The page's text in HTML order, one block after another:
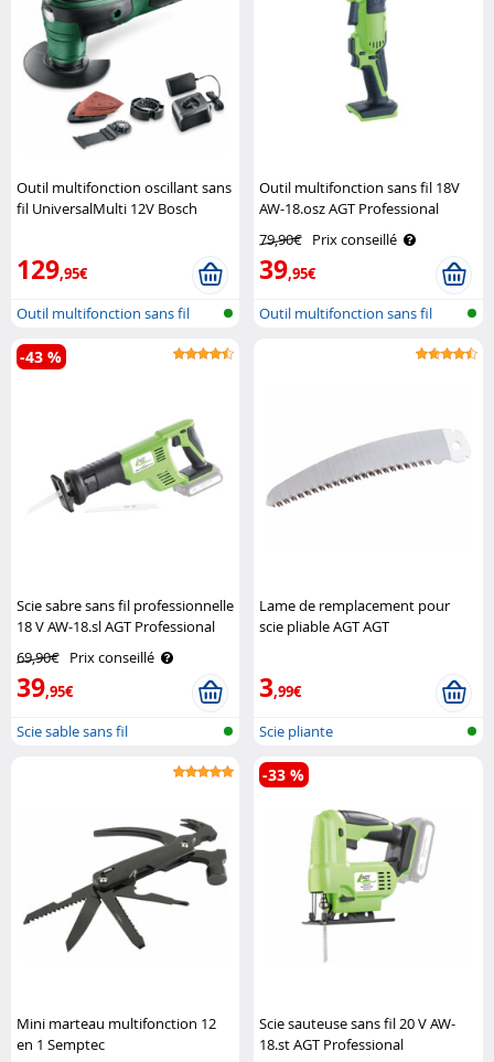
Outil multifonction oscillant sans
fil UniversalMulti 12V Bosch
129,95€
Outil multifonction sans fil
Outil multifonction sans fil 18V
AW-18.osz AGT Professional
79,90€ Prix conseillé
39,95€
Outil multifonction sans fil
Scie sabre sans fil professionnelle
18 V AW-18.sl AGT Professional
69,90€ Prix conseillé
39,95€
-43 %
Scie sable sans fil
Lame de remplacement pour
scie pliable AGT AGT
3,99€
Scie pliante
Mini marteau multifonction 12
en 1 Semptec
Scie sauteuse sans fil 20 V AW-
18.st AGT Professional
-33 %